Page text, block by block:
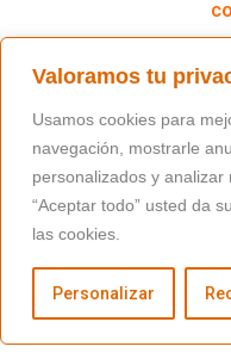
Valoramos tu
Usamos cookies para
navegación, mostrarle
personalizados y analizar
“Aceptar todo” usted da
las cookies.
Personalizar
(+34) 91 766 98
síguenos en